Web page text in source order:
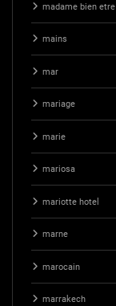
madame bien etre
mains
mar
mariage
marie
mariosa
mariotte hotel
marne
marocain
marrakech